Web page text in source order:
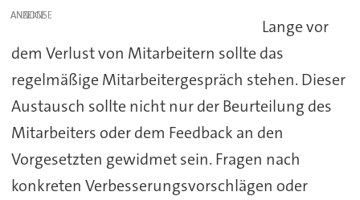
ANZEIGE
Lange vor
dem Verlust von Mitarbeitern sollte das
regelmäßige Mitarbeitergespräch stehen. Dieser
Austausch sollte nicht nur der Beurteilung des
Mitarbeiters oder dem Feedback an den
Vorgesetzten gewidmet sein. Fragen nach
konkreten Verbesserungsvorschlägen oder